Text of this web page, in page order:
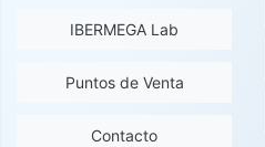
IBERMEGA Lab
Puntos de Venta
Contacto